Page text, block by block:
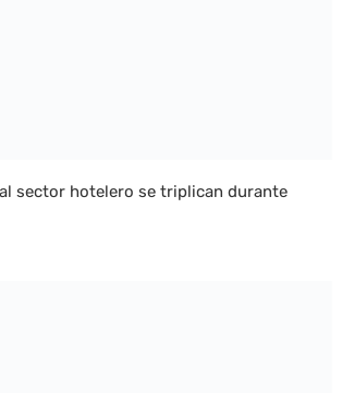
sector hotelero se triplican durante